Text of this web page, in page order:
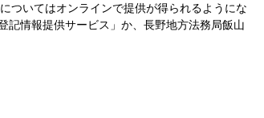
ついてはオンラインで提供が得られるようにな
記情報提供サービス」か、長野地方法務局飯山